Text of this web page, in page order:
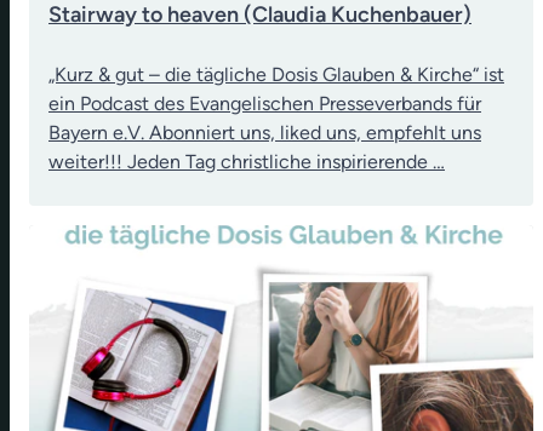
Stairway to heaven (Claudia Kuchenbauer)
„Kurz & gut – die tägliche Dosis Glauben & Kirche“ ist
ein Podcast des Evangelischen Presseverbands für
Bayern e.V. Abonniert uns, liked uns, empfehlt uns
weiter!!! Jeden Tag christliche inspirierende …